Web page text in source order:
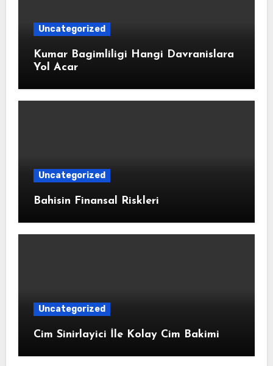
Uncategorized
Kumar Bagimliligi Hangi Davranislara
Yol Acar
Uncategorized
Bahisin Finansal Riskleri
Uncategorized
Cim Sinirlayici İle Kolay Cim Bakimi